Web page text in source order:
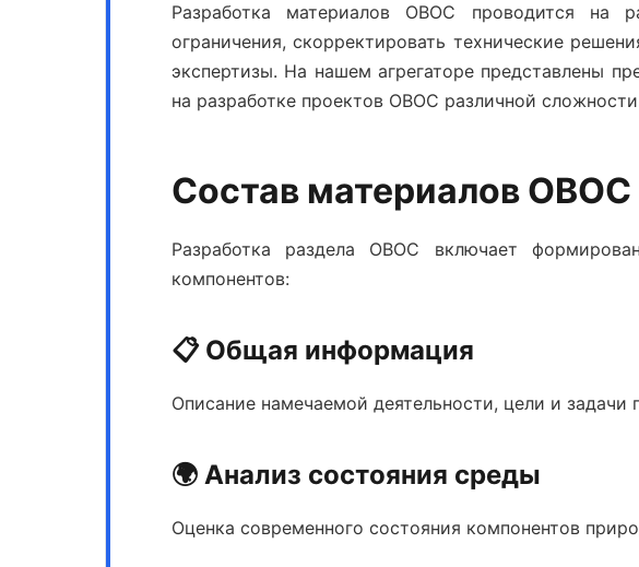
Разработка материалов ОВОС проводится на
ограничения, скорректировать технические
экспертизы. На нашем агрегаторе представлены
на разработке проектов ОВОС различной
Состав материалов ОВОС
Разработка раздела ОВОС включает
компонентов:
📋 Общая информация
Описание намечаемой деятельности, цели и задачи
🌍 Анализ состояния среды
Оценка современного состояния компонентов